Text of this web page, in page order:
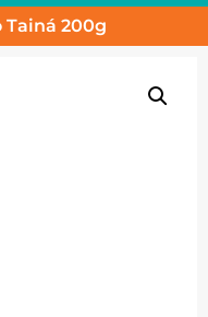
200g